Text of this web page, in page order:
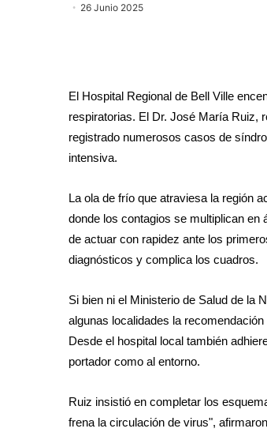
26 Junio 2025
El Hospital Regional de Bell Ville
respiratorias. El Dr. José María Ruiz,
registrado numerosos casos de
intensiva.
La ola de frío que atraviesa la región
donde los contagios se multiplican
de actuar con rapidez ante los
diagnósticos y complica los cuadros.
Si bien ni el Ministerio de Salud de la
algunas localidades la
Desde el hospital local también
portador como al entorno.
Ruiz insistió en completar los
frena la circulación de virus",